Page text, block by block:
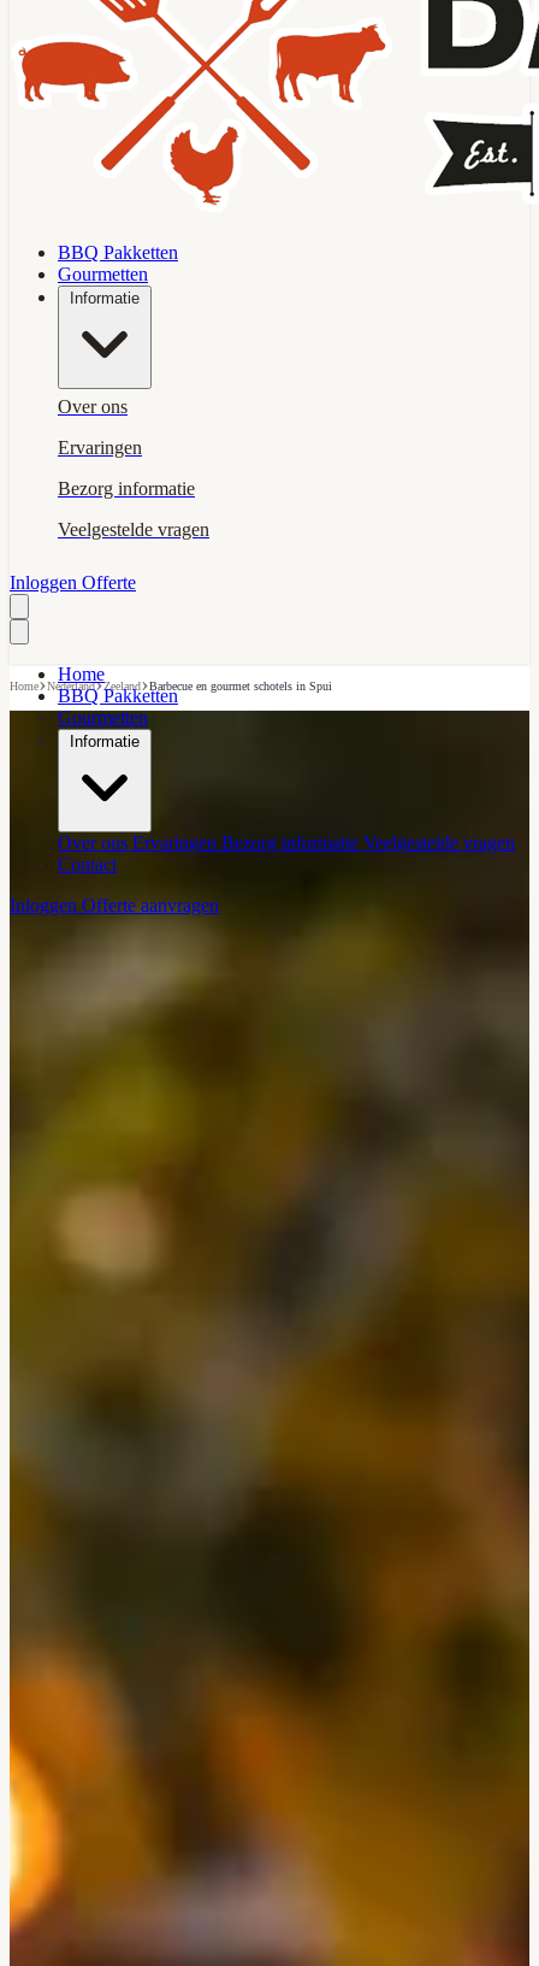
BBQ Pakketten
Gourmetten
Informatie
Over ons
Ervaringen
Bezorg informatie
Veelgestelde vragen
Inloggen Offerte
Home
BBQ Pakketten
Gourmetten
Informatie
Over ons Ervaringen Bezorg informatie Veelgestelde vragen
Contact
Inloggen Offerte aanvragen
Home›Nederland›Zeeland›Barbecue en gourmet schotels in Spui